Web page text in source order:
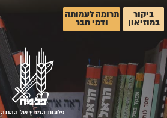
ביקור
במוזיאון
תרומה לעמותה
ודמי חבר
פלוגות המחץ של ההגנה